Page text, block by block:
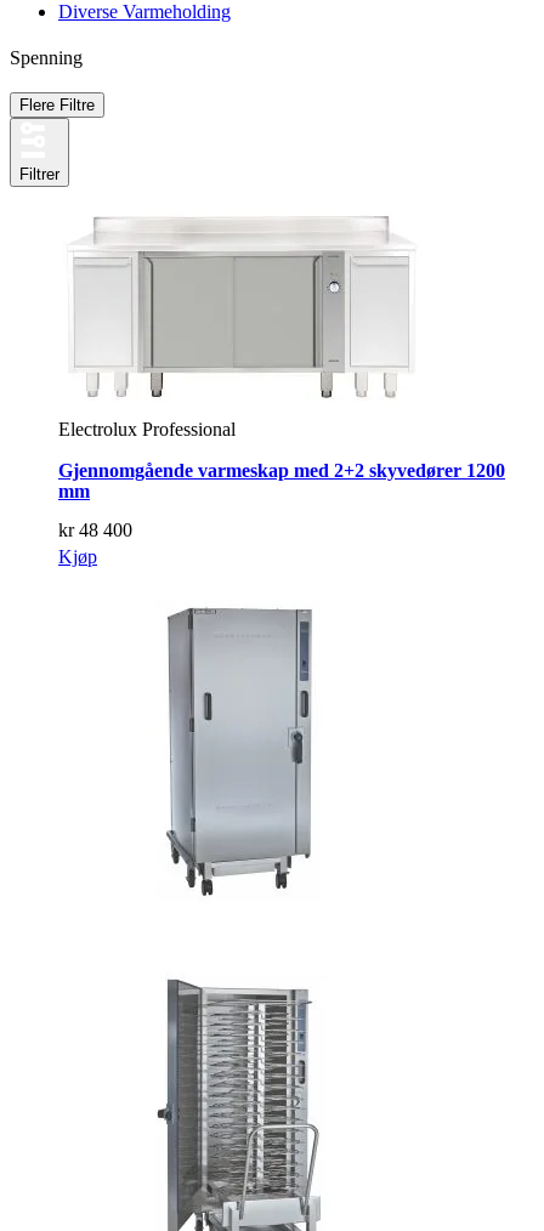
Diverse Varmeholding
Spenning
Flere Filtre
Filtrer
Electrolux Professional
Gjennomgående varmeskap med 2+2 skyvedører 1200
mm
kr48 400
Kjøp